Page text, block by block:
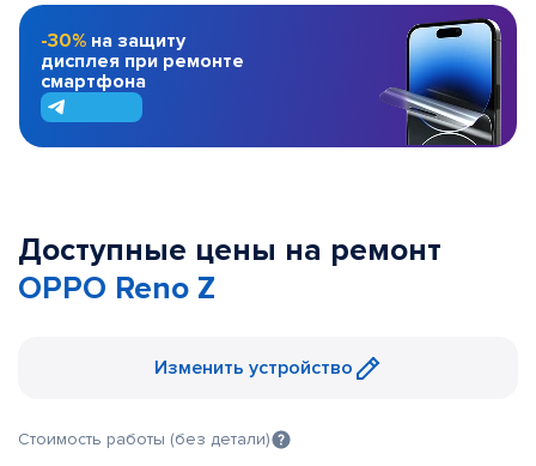
-30% на защиту
дисплея при ремонте
смартфона
Доступные цены на ремонт
OPPO Reno Z
Изменить устройство
Стоимость работы (без детали)